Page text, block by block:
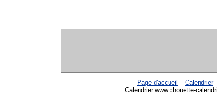
Page d'accueil – Calendrier
Calendrier www.chouette-